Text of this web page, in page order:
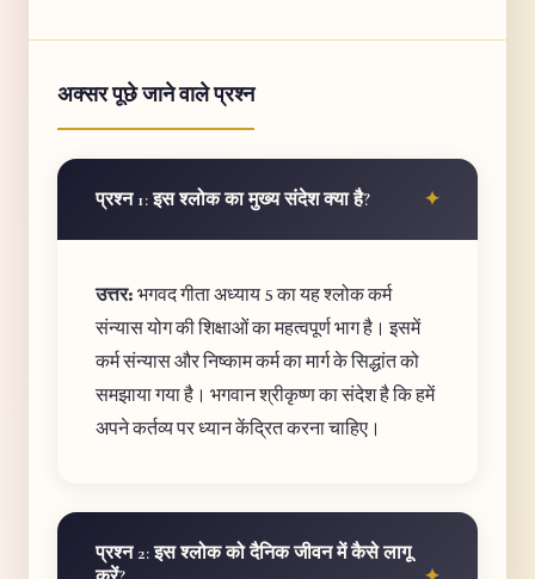
अक्सर पूछे जाने वाले प्रश्न
प्रश्न 1: इस श्लोक का मुख्य संदेश क्या है?
उत्तर: भगवद गीता अध्याय 5 का यह श्लोक कर्म
संन्यास योग की शिक्षाओं का महत्वपूर्ण भाग है। इसमें
कर्म संन्यास और निष्काम कर्म का मार्ग के सिद्धांत को
समझाया गया है। भगवान श्रीकृष्ण का संदेश है कि हमें
अपने कर्तव्य पर ध्यान केंद्रित करना चाहिए।
प्रश्न 2: इस श्लोक को दैनिक जीवन में कैसे लागू